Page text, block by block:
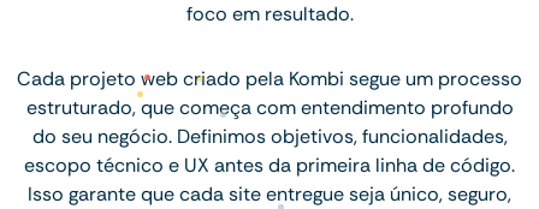
foco em resultado.
Cada projeto web criado pela Kombi segue um processo
estruturado, que começa com entendimento profundo
do seu negócio. Definimos objetivos, funcionalidades,
escopo técnico e UX antes da primeira linha de código.
Isso garante que cada site entregue seja único, seguro,